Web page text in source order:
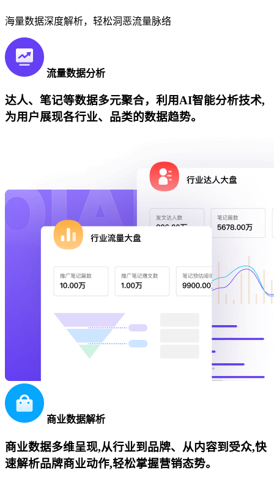
海量数据深度解析，轻松洞恶流量脉络
流量数据分析
达人、笔记等数据多元聚合，利用AI智能分析技术,
为用户展现各行业、品类的数据趋势。
商业数据解析
商业数据多维呈现,从行业到品牌、从内容到受众,快
速解析品牌商业动作,轻松掌握营销态势。